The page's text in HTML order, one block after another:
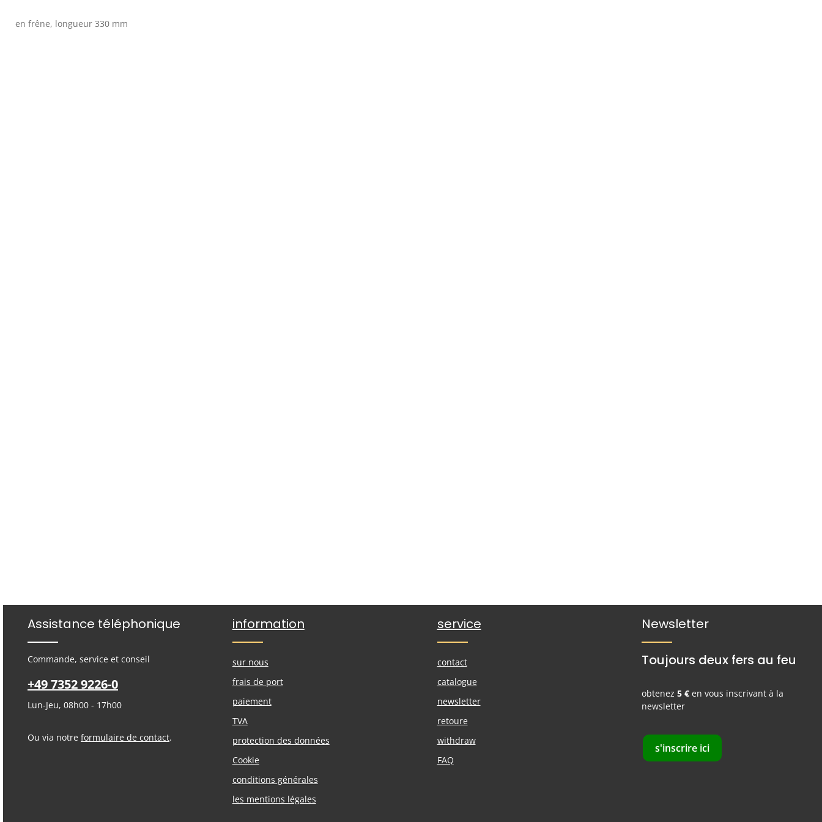
en frêne, longueur 330 mm
Assistance téléphonique
Commande, service et conseil
+49 7352 9226-0
Lun-Jeu, 08h00 - 17h00
Ou via notre formulaire de contact.
information
sur nous
frais de port
paiement
TVA
protection des données
Cookie
conditions générales
les mentions légales
service
contact
catalogue
newsletter
retoure
withdraw
FAQ
Newsletter
Toujours deux fers au feu
obtenez5 € en vous inscrivant à la
newsletter
s'inscrire ici